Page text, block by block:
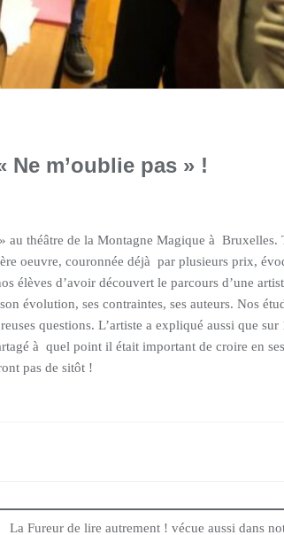
m’oublie pas » !
au théâtre de la Montagne Magique à Bruxelles.
oeuvre, couronnée déjà par plusieurs prix,
élèves d’avoir découvert le parcours d’une
évolution, ses contraintes, ses auteurs. Nos
questions. L’artiste a expliqué aussi que sur
à quel point il était important de croire en
pas de sitôt !
La Fureur de lire autrement ! vécue aussi dans